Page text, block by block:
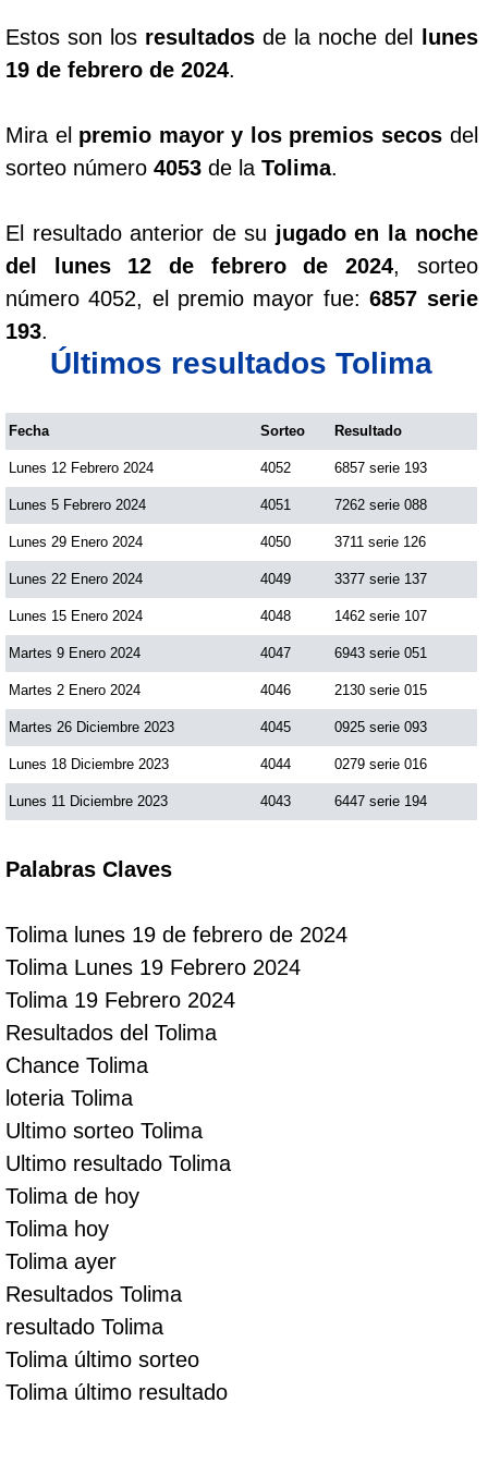
Estos son los resultados de la noche del
lunes
19 de febrero de 2024.
Mira el premio mayor y los premios secosdel
sorteo número 4053 de la Tolima.
El resultado anterior de su jugado en la noche
del lunes 12 de febrero de 2024, sorteo
número 4052, el premio mayor fue:6857 serie
193.
Últimos resultados Tolima
Fecha Sorteo Resultado
Lunes 12 Febrero 2024 4052 6857 serie 193
Lunes 5 Febrero 2024 4051 7262 serie 088
Lunes 29 Enero 2024 4050 3711 serie 126
Lunes 22 Enero 2024 4049 3377 serie 137
Lunes 15 Enero 2024 4048 1462 serie 107
Martes 9 Enero 2024 4047 6943 serie 051
Martes 2 Enero 2024 4046 2130 serie 015
Martes 26 Diciembre 2023 4045 0925 serie 093
Lunes 18 Diciembre 2023 4044 0279 serie 016
Lunes 11 Diciembre 2023 4043 6447 serie 194
Palabras Claves
Tolima lunes 19 de febrero de 2024
Tolima Lunes 19 Febrero 2024
Tolima 19 Febrero 2024
Resultados del Tolima
Chance Tolima
loteria Tolima
Ultimo sorteo Tolima
Ultimo resultado Tolima
Tolima de hoy
Tolima hoy
Tolima ayer
Resultados Tolima
resultado Tolima
Tolima último sorteo
Tolima último resultado